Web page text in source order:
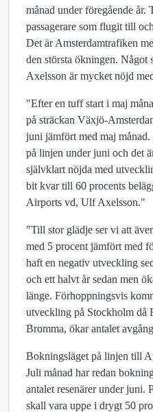
månad under föregående år.
passagerare som flugit till
Det är Amsterdamtrafiken
den största ökningen.
Axelsson är mycket nöjd
"Efter en tuff start i maj
på sträckan Växjö-
juni jämfört med maj månad.
på linjen under juni och det
självklart nöjda med
bit kvar till 60 procents
Airports vd, Ulf Axelsson."
"Till stor glädje ser vi att
med 5 procent jämfört med
haft en negativ utveckling
och ett halvt år sedan men
länge. Förhoppningsvis
utveckling på Stockholm då
Bromma, ökar antalet
Bokningsläget på linjen till
Juli månad har redan
antalet resenärer under juni.
skall vara uppe i drygt 50